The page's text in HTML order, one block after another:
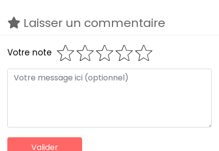
Laisser un commentaire
Votre note